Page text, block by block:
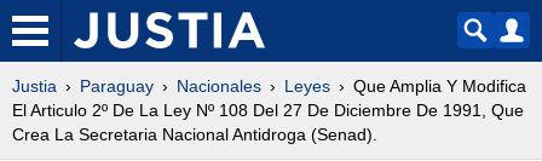
Justia Paraguay Nacionales Leyes
Que Amplia Y Modifica
El Articulo 2º De La Ley Nº 108 Del 27 De Diciembre De 1991, Que
Crea La Secretaria Nacional Antidroga (Senad).